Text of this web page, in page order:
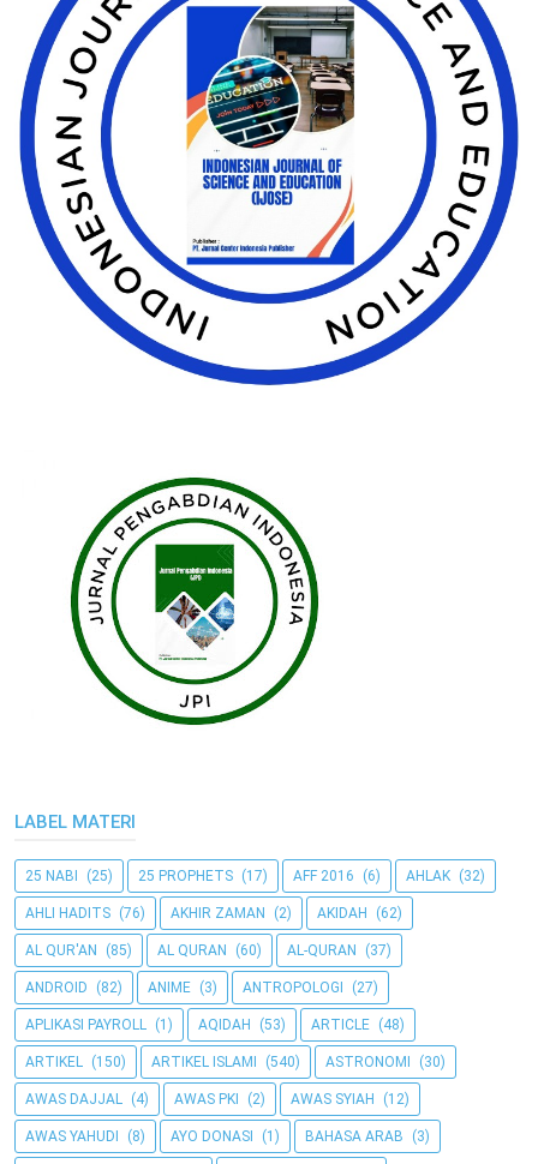
LABEL MATERI
25 NABI (25) 25 PROPHETS (17) AFF 2016 (6) AHLAK (32)
AHLI HADITS (76) AKHIR ZAMAN (2) AKIDAH (62)
AL QUR'AN (85) AL QURAN (60) AL-QURAN (37)
ANDROID (82) ANIME (3) ANTROPOLOGI (27)
APLIKASI PAYROLL (1) AQIDAH (53) ARTICLE (48)
ARTIKEL (150) ARTIKEL ISLAMI (540) ASTRONOMI (30)
AWAS DAJJAL (4) AWAS PKI (2) AWAS SYIAH (12)
AWAS YAHUDI (8) AYO DONASI (1) BAHASA ARAB (3)